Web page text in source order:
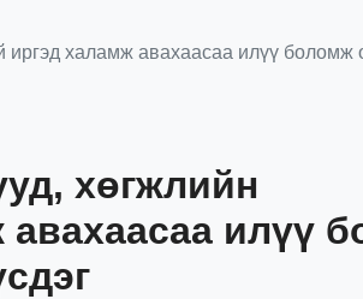
халамж авахаасаа илүү боломж
хөгжлийн
илүү